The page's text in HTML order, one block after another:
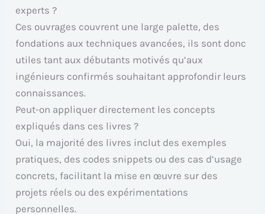
experts ?
Ces ouvrages couvrent une large palette, des
fondations aux techniques avancées, ils sont donc
utiles tant aux débutants motivés qu’aux
ingénieurs confirmés souhaitant approfondir leurs
connaissances.
Peut-on appliquer directement les concepts
expliqués dans ces livres ?
Oui, la majorité des livres inclut des exemples
pratiques, des codes snippets ou des cas d’usage
concrets, facilitant la mise en œuvre sur des
projets réels ou des expérimentations
personnelles.